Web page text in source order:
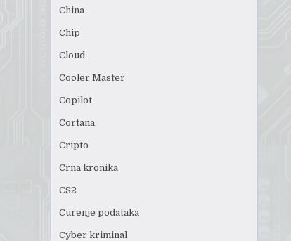
China
Chip
Cloud
Cooler Master
Copilot
Cortana
Cripto
Crna kronika
CS2
Curenje podataka
Cyber kriminal